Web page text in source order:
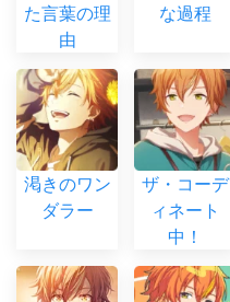
た言葉の理
由
な過程
渇きのワン
ダラー
ザ・コーデ
ィネート
中！